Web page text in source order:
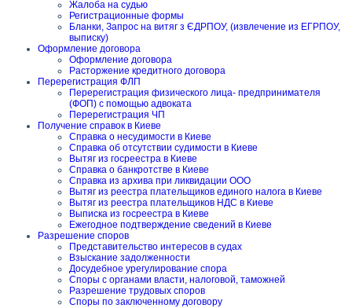
Жалоба на судью
Регистрационные формы
Бланки, Запрос на витяг з ЄДРПОУ, (извлечение из ЕГРПОУ,
выписку)
Оформление договора
Оформление договора
Расторжение кредитного договора
Перерегистрация ФЛП
Перерегистрация физического лица- предпринимателя
(ФОП) с помощью адвоката
Перерегистрация ЧП
Получение справок в Киеве
Справка о несудимости в Киеве
Справка об отсутствии судимости в Киеве
Вытяг из госреестра в Киеве
Справка о банкротстве в Киеве
Справка из архива при ликвидации ООО
Вытяг из реестра плательщиков единого налога в Киеве
Вытяг из реестра плательщиков НДС в Киеве
Выписка из госреестра в Киеве
Ежегодное подтверждение сведений в Киеве
Разрешение споров
Представительство интересов в судах
Взыскание задолженности
Досудебное урегулирование спора
Споры с органами власти, налоговой, таможней
Разрешение трудовых споров
Споры по заключенному договору